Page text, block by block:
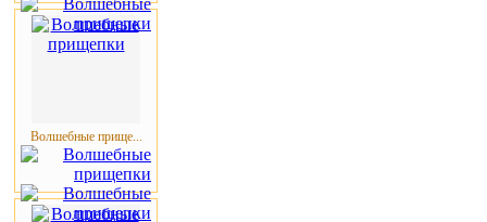
Волшебные прище...